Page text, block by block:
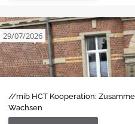
29/07/2026
//mib HCT Kooperation:
Wachsen